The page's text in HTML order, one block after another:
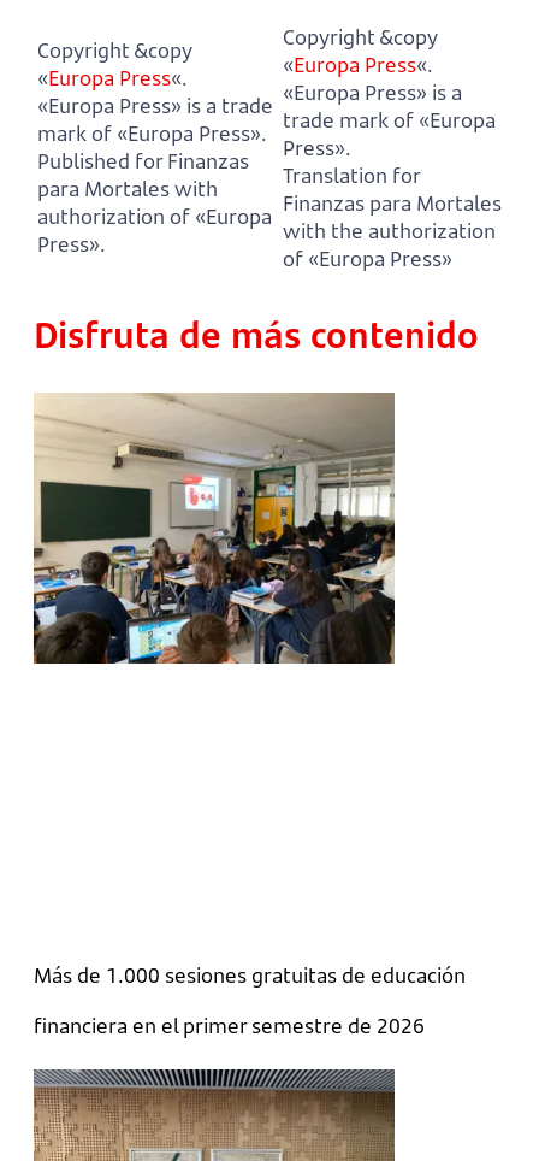
Copyright &copy
«Europa Press«.
«Europa Press» is a trade
mark of «Europa Press».
Published for Finanzas
para Mortales with
authorization of «Europa
Press».
Copyright &copy
«Europa Press«.
«Europa Press» is a
trade mark of «Europa
Press».
Translation for
Finanzas para Mortales
with the authorization
of «Europa Press»
Disfruta de más contenido
Más de 1.000 sesiones gratuitas de educación
financiera en el primer semestre de 2026